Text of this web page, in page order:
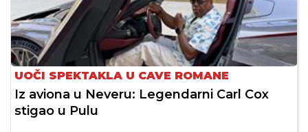
UOČI SPEKTAKLA U CAVE ROMANE
Iz aviona u Neveru: Legendarni Carl Cox
stigao u Pulu